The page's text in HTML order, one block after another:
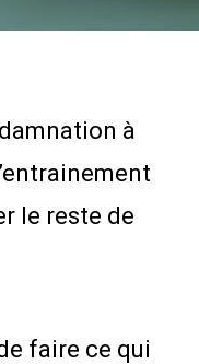
à
le reste de
faire ce qui